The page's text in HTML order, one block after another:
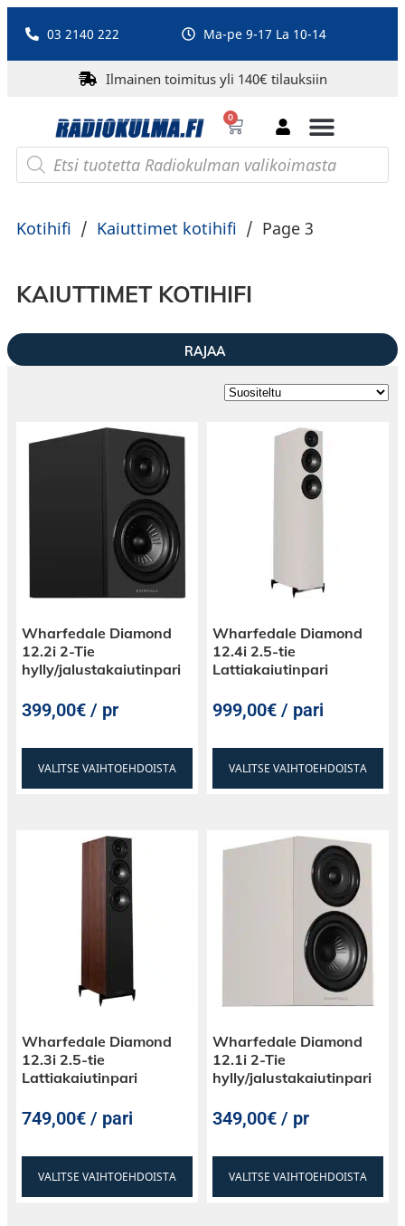
03 2140 222 Ma-pe 9-17 La 10-14
Ilmainen toimitus yli 140€ tilauksiin
0
Kotihifi / Kaiuttimet kotihifi / Page 3
KAIUTTIMET KOTIHIFI
RAJAA
Wharfedale Diamond
12.2i 2-Tie
hylly/jalustakaiutinpari
399,00€ / pr
VALITSE VAIHTOEHDOISTA
Wharfedale Diamond
12.4i 2.5-tie
Lattiakaiutinpari
999,00€ / pari
VALITSE VAIHTOEHDOISTA
Wharfedale Diamond
12.3i 2.5-tie
Lattiakaiutinpari
749,00€ / pari
VALITSE VAIHTOEHDOISTA
Wharfedale Diamond
12.1i 2-Tie
hylly/jalustakaiutinpari
349,00€ / pr
VALITSE VAIHTOEHDOISTA